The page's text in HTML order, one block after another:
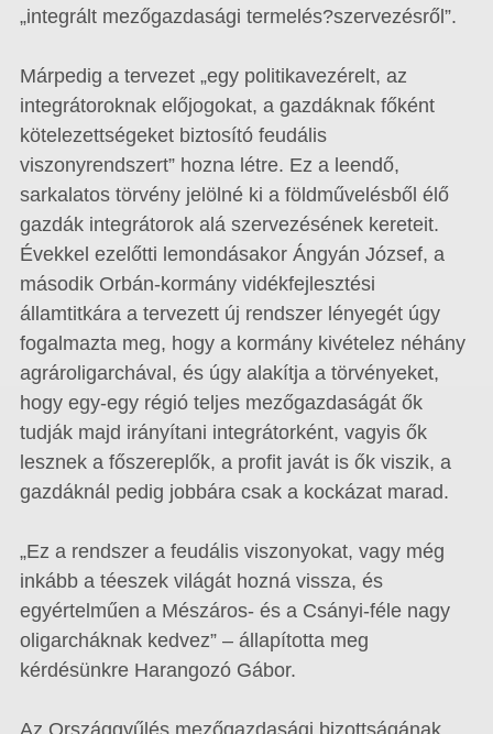
„integrált mezőgazdasági termelés?szervezésről”.
Márpedig a tervezet „egy politikavezérelt, az
integrátoroknak előjogokat, a gazdáknak főként
kötelezettségeket biztosító feudális
viszonyrendszert” hozna létre. Ez a leendő,
sarkalatos törvény jelölné ki a földművelésből élő
gazdák integrátorok alá szervezésének kereteit.
Évekkel ezelőtti lemondásakor Ángyán József, a
második Orbán-kormány vidékfejlesztési
államtitkára a tervezett új rendszer lényegét úgy
fogalmazta meg, hogy a kormány kivételez néhány
agrároligarchával, és úgy alakítja a törvényeket,
hogy egy-egy régió teljes mezőgazdaságát ők
tudják majd irányítani integrátorként, vagyis ők
lesznek a főszereplők, a profit javát is ők viszik, a
gazdáknál pedig jobbára csak a kockázat marad.
„Ez a rendszer a feudális viszonyokat, vagy még
inkább a téeszek világát hozná vissza, és
egyértelműen a Mészáros- és a Csányi-féle nagy
oligarcháknak kedvez” – állapította meg
kérdésünkre Harangozó Gábor.
Az Országgyűlés mezőgazdasági bizottságának